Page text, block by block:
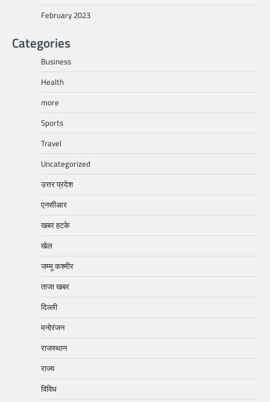
February 2023
Categories
Business
Health
more
Sports
Travel
Uncategorized
उत्तर प्रदेश
एनसीआर
खबर हटके
खेल
जम्मू कश्मीर
ताजा खबर
दिल्ली
मनोरंजन
राजस्थान
राज्य
विविध